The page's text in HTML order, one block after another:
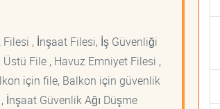
, İnşaat Filesi, İş Güvenliği
File , Havuz Emniyet Filesi ,
için file, Balkon için güvenlik
İnşaat Güvenlik Ağı Düşme